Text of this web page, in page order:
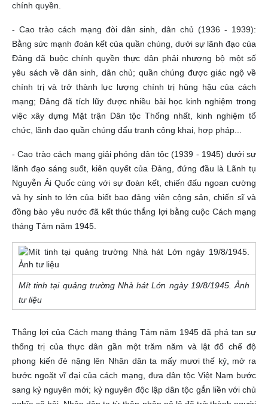
chính quyền.
- Cao trào cách mạng đòi dân sinh, dân chủ (1936 - 1939):
Bằng sức mạnh đoàn kết của quần chúng, dưới sự lãnh đạo của
Đảng đã buộc chính quyền thực dân phải nhượng bộ một số
yêu sách về dân sinh, dân chủ; quần chúng được giác ngộ về
chính trị và trở thành lực lượng chính trị hùng hậu của cách
mạng; Đảng đã tích lũy được nhiều bài học kinh nghiệm trong
việc xây dựng Mặt trận Dân tộc Thống nhất, kinh nghiệm tổ
chức, lãnh đạo quần chúng đấu tranh công khai, hợp pháp...
- Cao trào cách mạng giải phóng dân tộc (1939 - 1945) dưới sự
lãnh đạo sáng suốt, kiên quyết của Đảng, đứng đầu là Lãnh tụ
Nguyễn Ái Quốc cùng với sự đoàn kết, chiến đấu ngoan cường
và hy sinh to lớn của biết bao đảng viên cộng sản, chiến sĩ và
đồng bào yêu nước đã kết thúc thắng lợi bằng cuộc Cách mạng
tháng Tám năm 1945.
Mít tinh tại quảng trường Nhà hát Lớn ngày 19/8/1945. Ảnh
tư liệu
Thắng lợi của Cách mạng tháng Tám năm 1945 đã phá tan sự
thống trị của thực dân gần một trăm năm và lật đổ chế độ
phong kiến đè nặng lên Nhân dân ta mấy mươi thế kỷ, mở ra
bước ngoặt vĩ đại của cách mạng, đưa dân tộc Việt Nam bước
sang kỷ nguyên mới; kỷ nguyên độc lập dân tộc gắn liền với chủ